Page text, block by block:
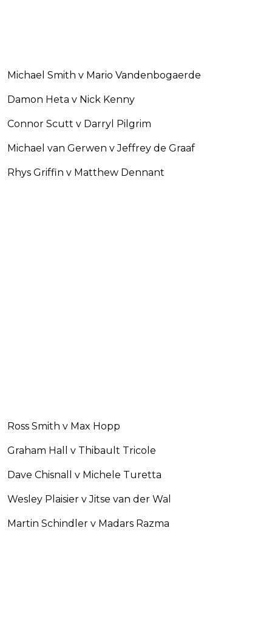
Michael Smith v Mario Vandenbogaerde
Damon Heta v Nick Kenny
Connor Scutt v Darryl Pilgrim
Michael van Gerwen v Jeffrey de Graaf
Rhys Griffin v Matthew Dennant
Ross Smith v Max Hopp
Graham Hall v Thibault Tricole
Dave Chisnall v Michele Turetta
Wesley Plaisier v Jitse van der Wal
Martin Schindler v Madars Razma